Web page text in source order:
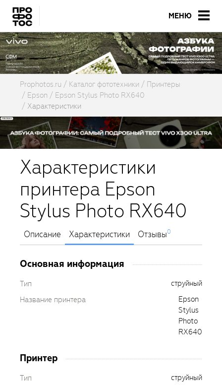
МЕНЮ
Prophotos.ru Каталог фототехники
Принтеры
Epson
Epson Stylus Photo RX640
Характеристики
Характеристики
принтера Epson
Stylus Photo RX640
Описание Характеристики Отзывы0
Основная информация
Тип
струйный
Название принтера
Epson
Stylus
Photo
RX640
Принтер
Тип
струйный